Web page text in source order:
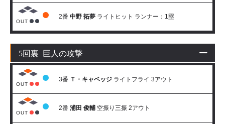
OUT
2番 中野 拓夢 ライトヒット ランナー：1塁
5回裏 巨人の攻撃
OUT
3番 Ｔ・キャベッジ ライトフライ 3アウト
OUT
2番 浦田 俊輔 空振り三振 2アウト